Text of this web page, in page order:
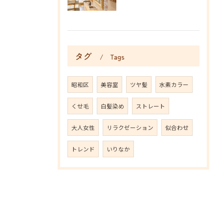
タグ Tags
昭和区 美容室 ツヤ髪 水素カラー
くせ毛 白髪染め ストレート
大人女性 リラクゼーション 似合わせ
トレンド いりなか